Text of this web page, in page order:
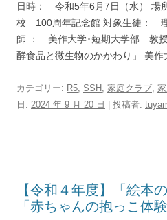
日時： 令和5年6月7日（水） 場
校 100周年記念館 対象生徒：
師 ： 美作大学･短期大学部 教
酵食品と微生物のかかわり」 美
カテゴリー: R5, SSH , 家庭クラブ,
日: 2024 年 9 月 20 日 投稿者:
【令和４年度】「絵本
「赤ちゃんの抱っこ体